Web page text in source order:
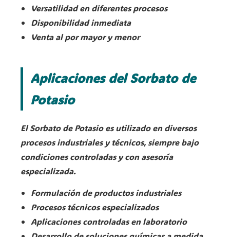
Versatilidad en diferentes procesos
Disponibilidad inmediata
Venta al por mayor y menor
Aplicaciones del Sorbato de
Potasio
El Sorbato de Potasio es utilizado en diversos
procesos industriales y técnicos, siempre bajo
condiciones controladas y con asesoría
especializada.
Formulación de productos industriales
Procesos técnicos especializados
Aplicaciones controladas en laboratorio